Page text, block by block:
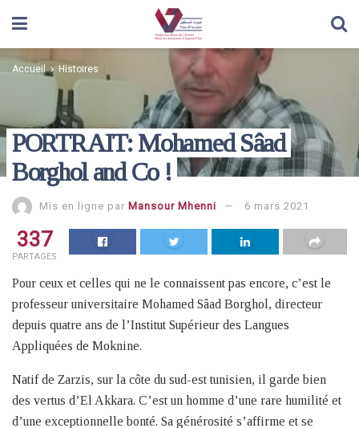
Accueil Histoires
PORTRAIT: Mohamed Sâad
Borghol and Co !
Mis en ligne par Mansour Mhenni 6 mars 2021
337
PARTAGES
Pour ceux et celles qui ne le connaissent pas encore, c’est le
professeur universitaire Mohamed Sâad Borghol, directeur
depuis quatre ans de l’Institut Supérieur des Langues
Appliquées de Moknine.
Natif de Zarzis, sur la côte du sud-est tunisien, il garde bien
des vertus d’El Akkara. C’est un homme d’une rare humilité et
d’une exceptionnelle bonté. Sa générosité s’affirme et se